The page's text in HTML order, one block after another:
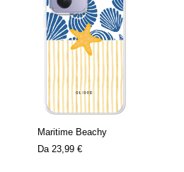
Maritime Beachy
Da 23,99 €